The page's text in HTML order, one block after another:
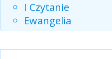
I Czytanie
Ewangelia